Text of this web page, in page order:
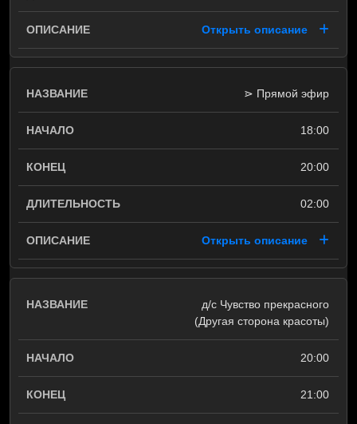
Открыть описание
⋗ Прямой эфир
18:00
20:00
02:00
Открыть описание
д/с Чувство прекрасного
(Другая сторона красоты)
20:00
21:00